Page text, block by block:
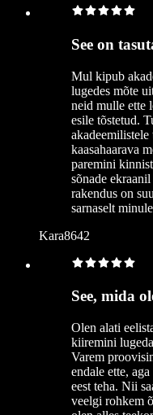
See on
Mul kipub
lugedes mõte
neid mulle ette
esile tõstetud.
kaasahaarava
paremini
sõnade
rakendus on
sarnaselt
Kara8642
See, mida
Olen alati
kiiremini
Varem
endale ette,
eest teha. Nii
veelgi rohkem